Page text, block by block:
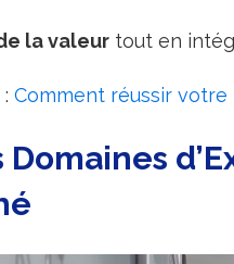
la valeur tout en
Comment réussir
Domaines